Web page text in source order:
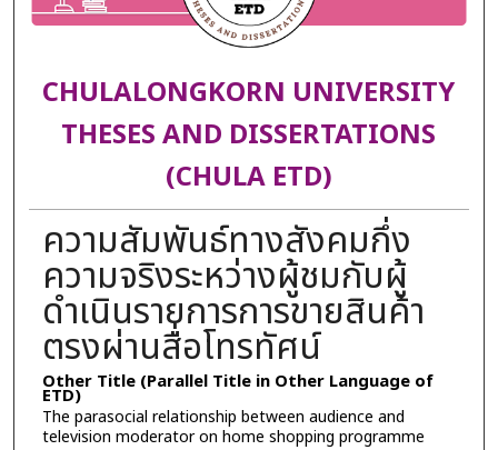
CHULALONGKORN UNIVERSITY
THESES AND DISSERTATIONS
(CHULA ETD)
ความสัมพันธ์ทางสังคมกึ่ง
ความจริงระหว่างผู้ชมกับผู้
ดำเนินรายการการขายสินค้า
ตรงผ่านสื่อโทรทัศน์
Other Title (Parallel Title in Other Language of
ETD)
The parasocial relationship between audience and
television moderator on home shopping programme